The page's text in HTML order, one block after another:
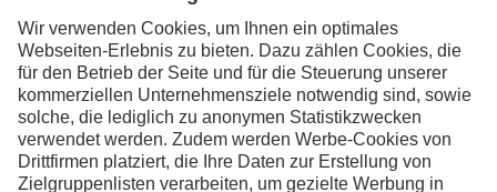
Kontakt
Lufthansa Aviation Training GmbH